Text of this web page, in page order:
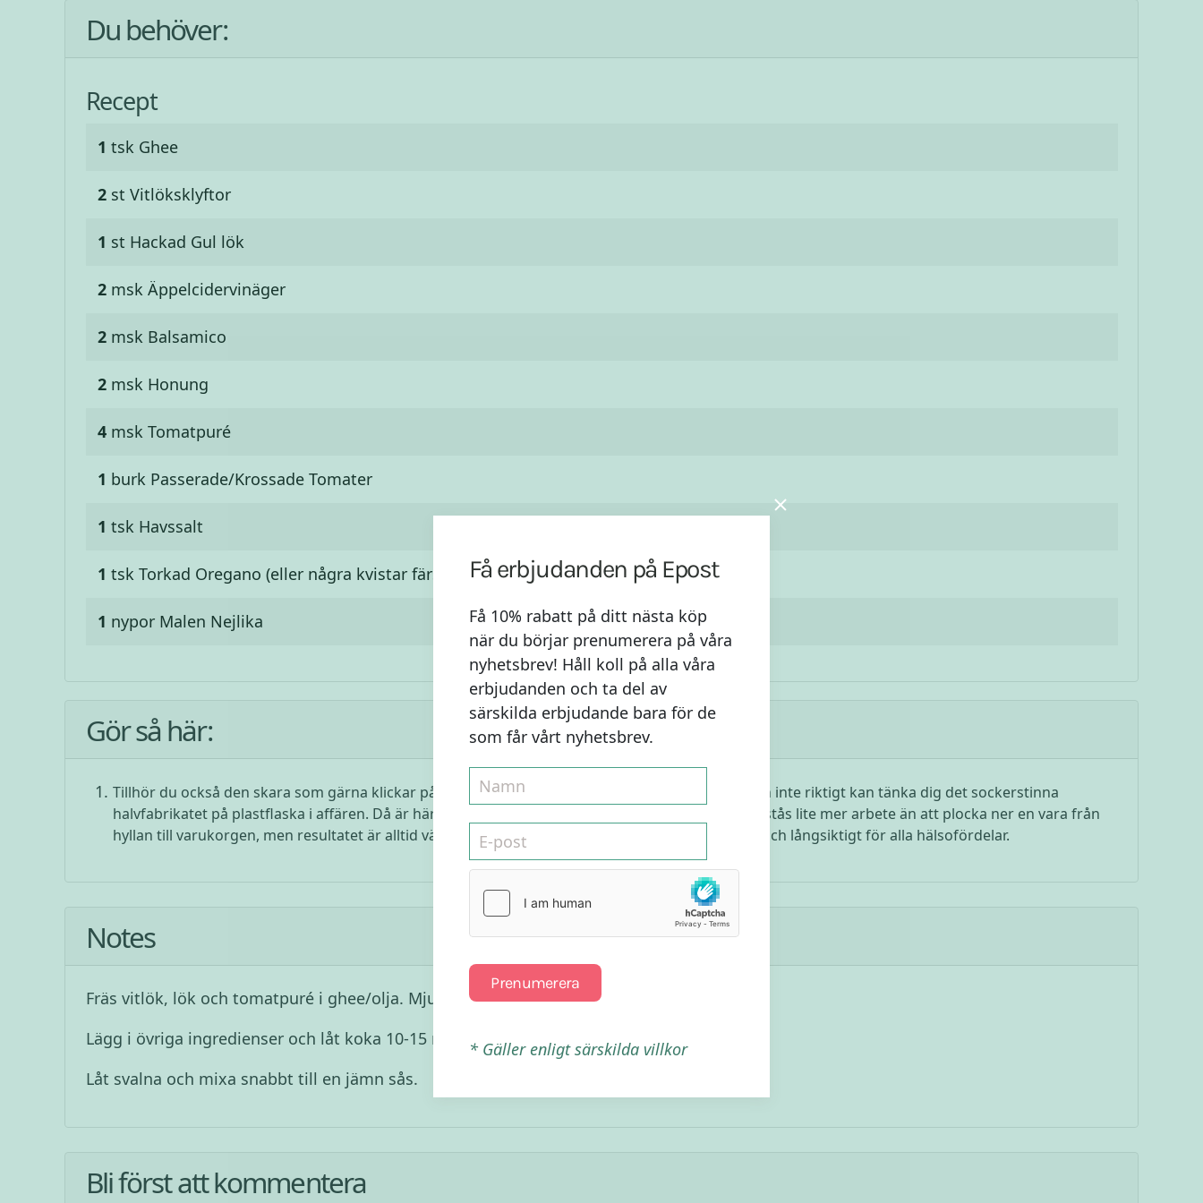
Du behöver:
Recept
1 tsk Ghee
2 st Vitlöksklyftor
1 st Hackad Gul lök
2 msk Äppelcidervinäger
2 msk Balsamico
2 msk Honung
4 msk Tomatpuré
1 burk Passerade/Krossade Tomater
1 tsk Havssalt
1 tsk Torkad Oregano (eller några kvistar färsk)
1 nypor Malen Nejlika
Gör så här:
Tillhör du också den skara som gärna klickar på en bit ketchup på maten när lusten faller på men inte riktigt kan tänka dig det sockerstinna
halvfabrikatet på plastflaska i affären. Då är här lösningen: Gör din egen ketchup! Det kräver förstås lite mer arbete än att plocka ner en vara från
hyllan till varukorgen, men resultatet är alltid värt ansträngningen, både kortsiktigt för smaken och långsiktigt för alla hälsofördelar.
Notes
Fräs vitlök, lök och tomatpuré i ghee/olja. Mjukt ska det bli.
Lägg i övriga ingredienser och låt koka 10-15 min.
Låt svalna och mixa snabbt till en jämn sås.
Bli först att kommentera
Få erbjudanden på Epost
Få 10% rabatt på ditt nästa köp
när du börjar prenumerera på våra
nyhetsbrev! Håll koll på alla våra
erbjudanden och ta del av
särskilda erbjudande bara för de
som får vårt nyhetsbrev.
Prenumerera
* Gäller enligt särskilda villkor